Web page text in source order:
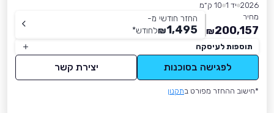
2026 יד 1
10 ק״מ
מחיר
200,157
₪
החזר חודשי מ-
1,495
₪לחודש*
תוספות לעיסקה
לפגישה בסוכנות יצירת קשר
*חישוב ההחזר מפורט בתקנון